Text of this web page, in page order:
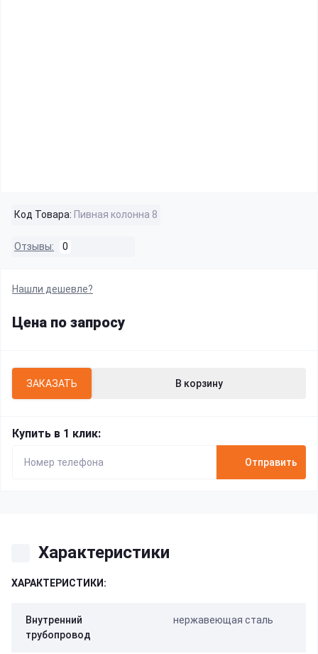
Код Товара: Пивная колонна 8
Отзывы: 0
Нашли дешевле?
Цена по запросу
ЗАКАЗАТЬ В корзину
Купить в 1 клик:
Отправить
Характеристики
ХАРАКТЕРИСТИКИ:
Внутренний
трубопровод
нержавеющая сталь